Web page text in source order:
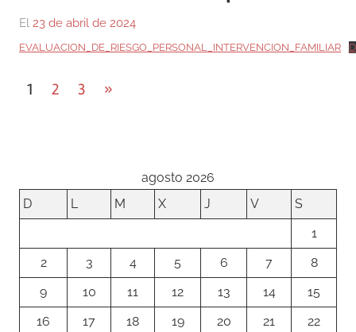
El 23 de abril de 2024
Gustavo
Blog,
EVALUACION_DE_RIESGO_PERSONAL_INTERVENCION_FAMILIAR
Paginación
1 2 3
Entradas
»
agosto 2026
D
L M X J V
S
1
2
3 4 5 6 7
8
9
10 11 12 13 14
15
16
17 18 19 20 21
22